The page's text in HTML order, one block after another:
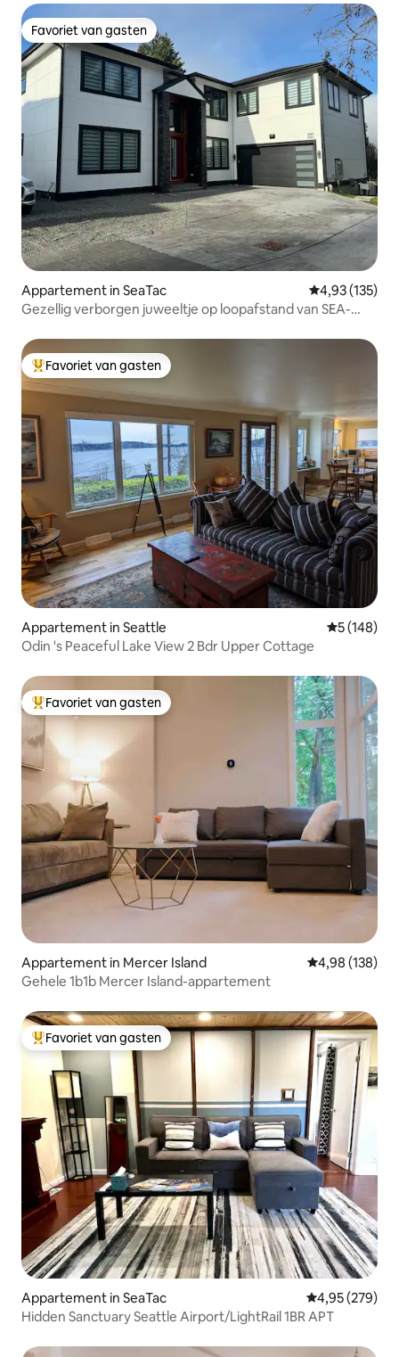
Favoriet van gasten
Favoriet van gasten
Appartement in SeaTac Gemiddelde
4,93 (135)
Gezellig verborgen juweeltje op loopafstand van SEA-
Topfavoriet van gasten
Favoriet van gasten
Appartement in Seattle
5 (148)
Odin 's Peaceful Lake View 2 Bdr Upper Cottage
Topfavoriet van gasten
Favoriet van gasten
Appartement in Mercer Island Gemiddelde
4,98 (138)
Gehele 1b1b Mercer Island-appartement
Topfavoriet van gasten
Favoriet van gasten
Appartement in SeaTac Gemiddelde
4,95 (279)
Hidden Sanctuary Seattle Airport/LightRail 1BR APT